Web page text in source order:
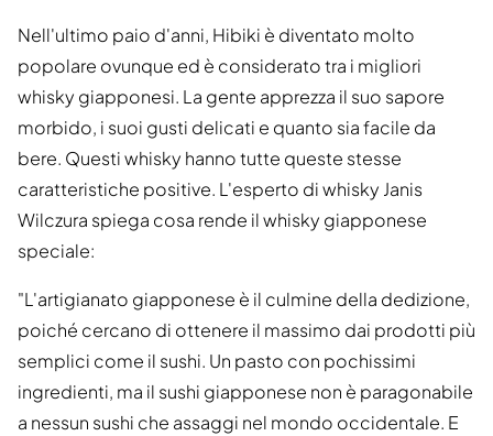
Nell'ultimo paio d'anni, Hibiki è diventato molto
popolare ovunque ed è considerato tra i migliori
whisky giapponesi. La gente apprezza il suo sapore
morbido, i suoi gusti delicati e quanto sia facile da
bere. Questi whisky hanno tutte queste stesse
caratteristiche positive. L'esperto di whisky Janis
Wilczura spiega cosa rende il whisky giapponese
speciale:
"L'artigianato giapponese è il culmine della dedizione,
poiché cercano di ottenere il massimo dai prodotti più
semplici come il sushi. Un pasto con pochissimi
ingredienti, ma il sushi giapponese non è paragonabile
a nessun sushi che assaggi nel mondo occidentale. E